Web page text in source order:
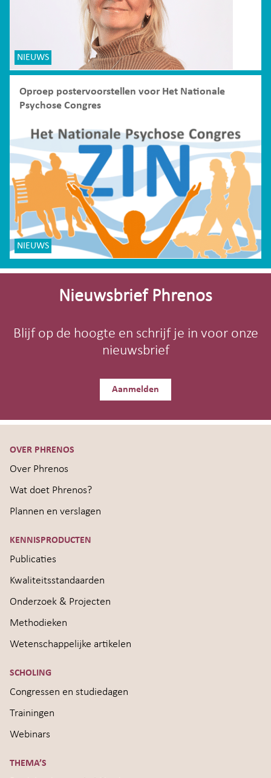
NIEUWS
Oproep postervoorstellen voor Het Nationale
Psychose Congres
NIEUWS
Site-
Nieuwsbrief Phrenos
Blijf op de hoogte en schrijf je in voor onze
nieuwsbrief
Aanmelden
OVER PHRENOS
Over Phrenos
Wat doet Phrenos?
Plannen en verslagen
KENNISPRODUCTEN
Publicaties
Kwaliteitsstandaarden
Onderzoek & Projecten
Methodieken
Wetenschappelijke artikelen
SCHOLING
Congressen en studiedagen
Trainingen
Webinars
THEMA’S